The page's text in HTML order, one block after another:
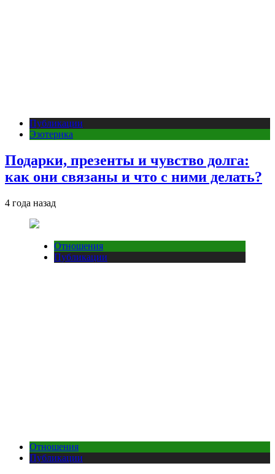
Публикации
Эзотерика
Подарки, презенты и чувство долга:
как они связаны и что с ними делать?
4 года назад
Отношения
Публикации
Отношения
Публикации